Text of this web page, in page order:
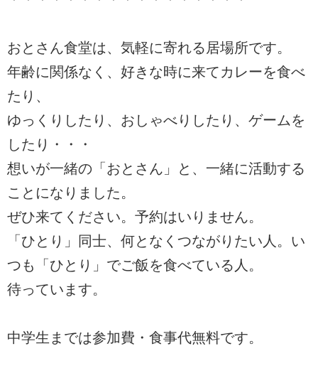
おとさん食堂は、気軽に寄れる居場所です。
年齢に関係なく、好きな時に来てカレーを食べ
たり、
ゆっくりしたり、おしゃべりしたり、ゲームを
したり・・・
想いが一緒の「おとさん」と、一緒に活動する
ことになりました。
ぜひ来てください。予約はいりません。
「ひとり」同士、何となくつながりたい人。い
つも「ひとり」でご飯を食べている人。
待っています。
中学生までは参加費・食事代無料です。